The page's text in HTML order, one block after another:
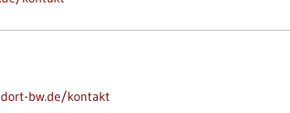
bw.de/kontakt